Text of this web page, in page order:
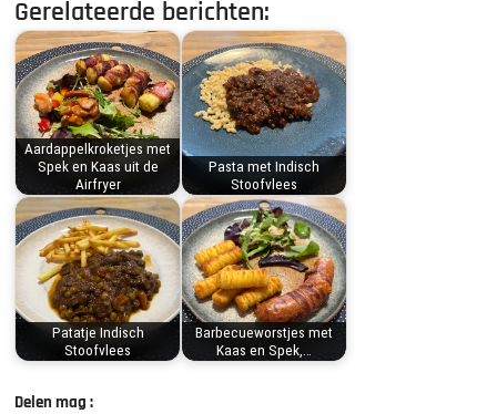
Gerelateerde berichten:
Aardappelkroketjes met
Spek en Kaas uit de
Airfryer
Pasta met Indisch
Stoofvlees
Patatje Indisch
Stoofvlees
Barbecueworstjes met
Kaas en Spek,…
Delen mag :